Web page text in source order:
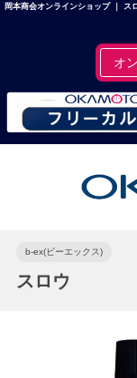
岡本商会オンラインショップ ｜ ス
オ
b-ex(ビーエックス)
スロウ